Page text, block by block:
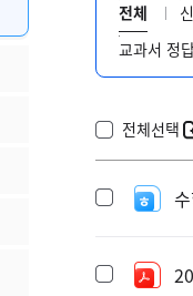
전체
교과서 정
전체선택